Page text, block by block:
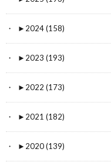
► 2024 (158)
► 2023 (193)
► 2022 (173)
► 2021 (182)
► 2020 (139)